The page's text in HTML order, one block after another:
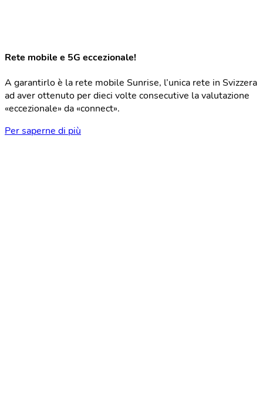
Rete mobile e 5G eccezionale!
A garantirlo è la rete mobile Sunrise, l’unica rete in Svizzera
ad aver ottenuto per dieci volte consecutive la valutazione
«eccezionale» da «connect».
Per saperne di più